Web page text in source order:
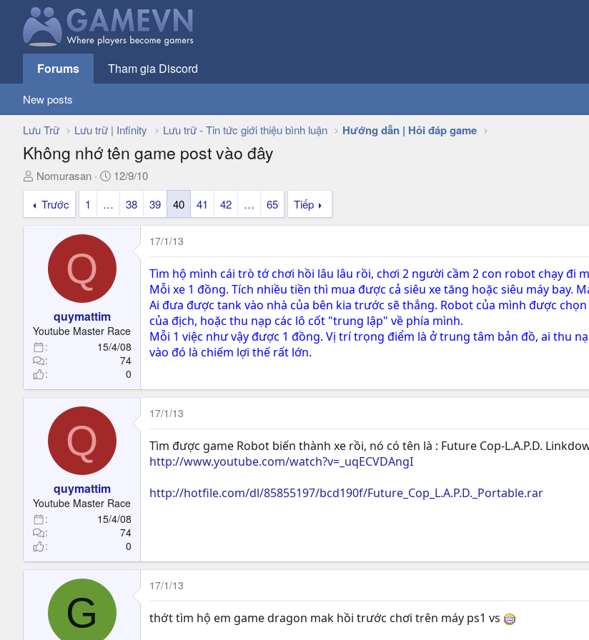
Forums Tham gia Discord
New posts
Lưu Trữ Lưu trữ | Infinity Lưu trữ - Tin tức giới thiệu bình luận Hướng dẫn | Hỏi đáp game
Không nhớ tên game post vào đây
T
h
e
t
e
r
Nomurasan
N
g
y
12/9/10
Trước
1 … 38 39 40 41 42 … 65 Tiếp
Q
quymattim
Youtube Master Race
15/4/08
74
0
17/1/13
Tìm hộ mình cái trò tớ chơi hồi lâu lâu rồi, chơi 2 người cầm 2 con robot chạy đi
Mỗi xe 1 đồng. Tích nhiều tiền thì mua được cả siêu xe tăng hoặc siêu máy bay.
Ai đưa được tank vào nhà của bên kia trước sẽ thắng. Robot của mình được
của địch, hoặc thu nạp các lô cốt "trung lập" về phía mình.
Mỗi 1 việc như vậy được 1 đồng. Vị trí trọng điểm là ở trung tâm bản đồ, ai thu
vào đó là chiếm lợi thế rất lớn.
Q
quymattim
Youtube Master Race
15/4/08
74
0
17/1/13
Tìm được game Robot biến thành xe rồi, nó có tên là : Future Cop-L.A.P.D.
http://www.youtube.com/watch?v=_uqECVDAngI
http://hotfile.com/dl/85855197/bcd190f/Future_Cop_L.A.P.D._Portable.rar
G
17/1/13
thớt tìm hộ em game dragon mak hồi trước chơi trên máy ps1 vs